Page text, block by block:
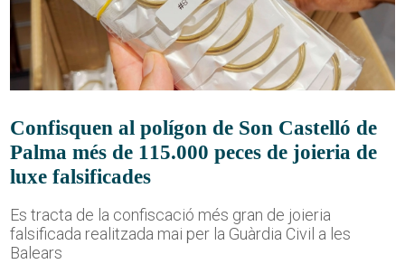
Confisquen al polígon de Son Castelló de
Palma més de 115.000 peces de joieria de
luxe falsificades
Es tracta de la confiscació més gran de joieria
falsificada realitzada mai per la Guàrdia Civil a les
Balears